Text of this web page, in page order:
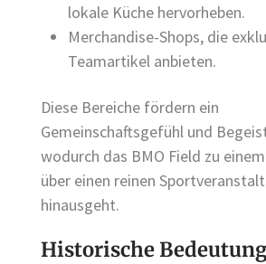
lokale Küche hervorheben.
Merchandise-Shops, die
Teamartikel anbieten.
Diese Bereiche fördern ein
Gemeinschaftsgefühl und
wodurch das BMO Field zu
über einen reinen
hinausgeht.
Historische